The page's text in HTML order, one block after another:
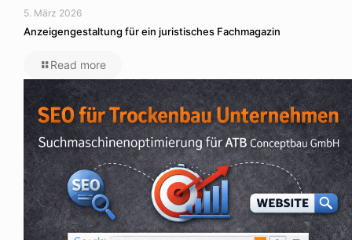
5. März 2026
Anzeigengestaltung für ein juristisches Fachmagazin
Read more